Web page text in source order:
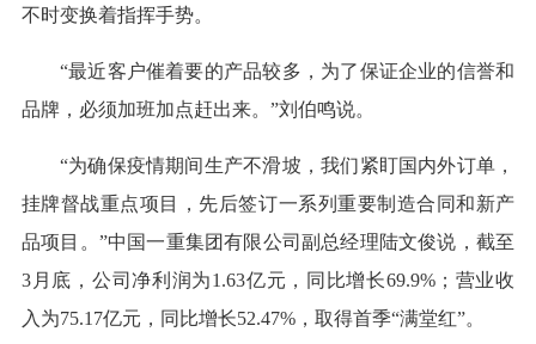
不时变换着指挥手势。
“最近客户催着要的产品较多，为了保证企业的信誉和
品牌，必须加班加点赶出来。”刘伯鸣说。
“为确保疫情期间生产不滑坡，我们紧盯国内外订单，
挂牌督战重点项目，先后签订一系列重要制造合同和新产
品项目。”中国一重集团有限公司副总经理陆文俊说，截至
3月底，公司净利润为1.63亿元，同比增长69.9%；营业收
入为75.17亿元，同比增长52.47%，取得首季“满堂红”。